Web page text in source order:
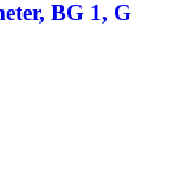
BG 1, G